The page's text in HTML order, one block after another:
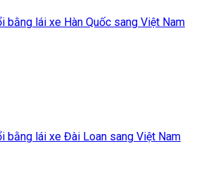
bằng lái xe Hàn Quốc sang Việt Nam
bằng lái xe Đài Loan sang Việt Nam